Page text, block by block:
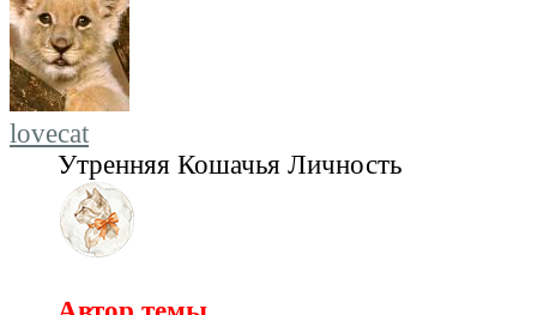
lovecat
Утренняя Кошачья Личность